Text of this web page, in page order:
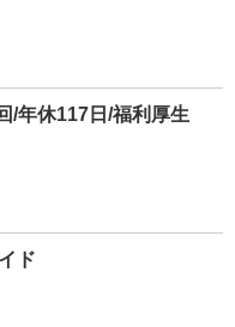
/年休117日/福利厚生
ド